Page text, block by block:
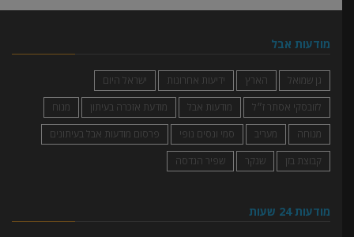
מודעות אבל
גן שמואל הארץ ידיעות אחרונות
ישראל היום
לזובסקי אסתר ז״ל
מודעות אבל מודעת אזכרה בעיתון
מנוח
מנוחה
מעריב סמי ונסים נופי
פרסום מודעות אבל בעיתונים
קבוצת בזן
שנקר שפיר הנדסה
מודעות 24 שעות